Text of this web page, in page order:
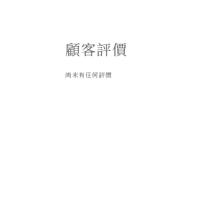
顧客評價
尚未有任何評價